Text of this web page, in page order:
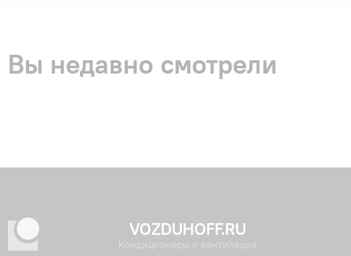
Вы недавно смотрели
VOZDUHOFF.RU
Кондиционеры и вентиляция